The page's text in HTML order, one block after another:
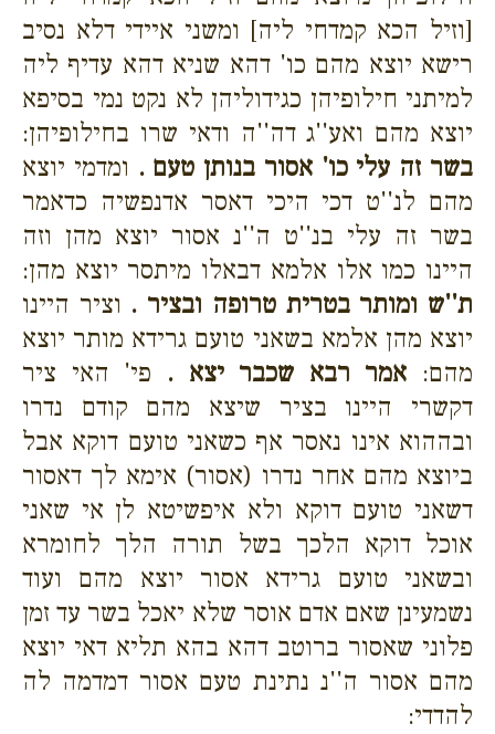
[וזיל הכא קמדחי ליה] ומשני איידי דלא נסיב
רישא יוצא מהם כו' דהא שניא דהא עדיף ליה
למיתני חילופיהן כגידוליהן לא נקט נמי בסיפא
יוצא מהם ואע''ג דה''ה ודאי שרו בחילופיהן:
בשר זה עלי כו' אסור בנותן טעם . ומדמי יוצא
מהם לנ''ט דכי היכי דאסר אדנפשיה כדאמר
בשר זה עלי בנ''ט ה''נ אסור יוצא מהן וזה
היינו כמו אלו אלמא דבאלו מיתסר יוצא מהן:
ת''ש ומותר בטרית טרופה ובציר . וציר היינו
יוצא מהן אלמא בשאני טועם גרידא מותר יוצא
מהם: אמר רבא שכבר יצא . פי' האי ציר
דקשרי היינו בציר שיצא מהם קודם נדרו
ובההוא אינו נאסר אף כשאני טועם דוקא אבל
ביוצא מהם אחר נדרו (אסור) אימא לך דאסור
דשאני טועם דוקא ולא איפשיטא לן אי שאני
אוכל דוקא הלכך בשל תורה הלך לחומרא
ובשאני טועם גרידא אסור יוצא מהם ועוד
נשמעינן שאם אדם אוסר שלא יאכל בשר עד זמן
פלוני שאסור ברוטב דהא בהא תליא דאי יוצא
מהם אסור ה''נ נתינת טעם אסור דמדמה לה
להדדי: